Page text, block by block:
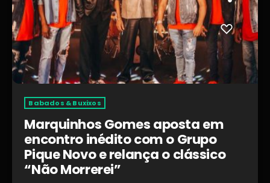
Babados & Buxixos
Marquinhos Gomes aposta em
encontro inédito com o Grupo
Pique Novo e relança o clássico
“Não Morrerei”